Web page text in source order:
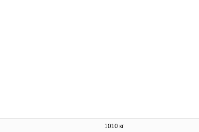
1010 кг